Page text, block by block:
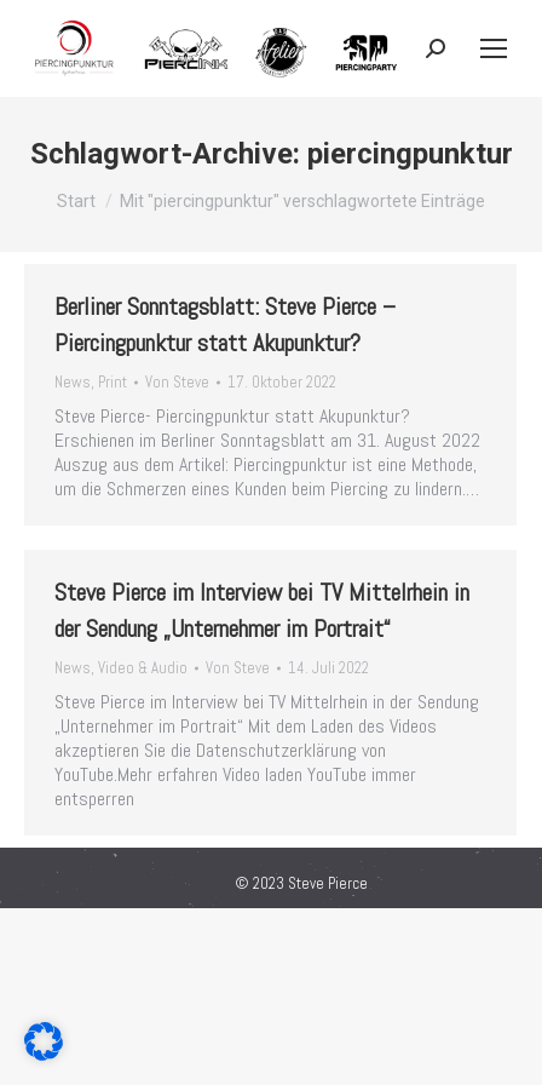
Search:
Schlagwort-Archive: piercingpunktur
Start Mit "piercingpunktur" verschlagwortete Einträge
Berliner Sonntagsblatt: Steve Pierce –
Piercingpunktur statt Akupunktur?
News, Print Von Steve 17. Oktober 2022
Steve Pierce- Piercingpunktur statt Akupunktur?
Erschienen im Berliner Sonntagsblatt am 31. August 2022
Auszug aus dem Artikel: Piercingpunktur ist eine Methode,
um die Schmerzen eines Kunden beim Piercing zu lindern.…
Steve Pierce im Interview bei TV Mittelrhein in
der Sendung „Unternehmer im Portrait“
News, Video & Audio Von Steve 14. Juli 2022
Steve Pierce im Interview bei TV Mittelrhein in der Sendung
„Unternehmer im Portrait“ Mit dem Laden des Videos
akzeptieren Sie die Datenschutzerklärung von
YouTube.Mehr erfahren Video laden YouTube immer
entsperren
© 2023 Steve Pierce